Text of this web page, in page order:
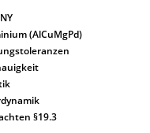
(AlCuMgPd)
§19.3